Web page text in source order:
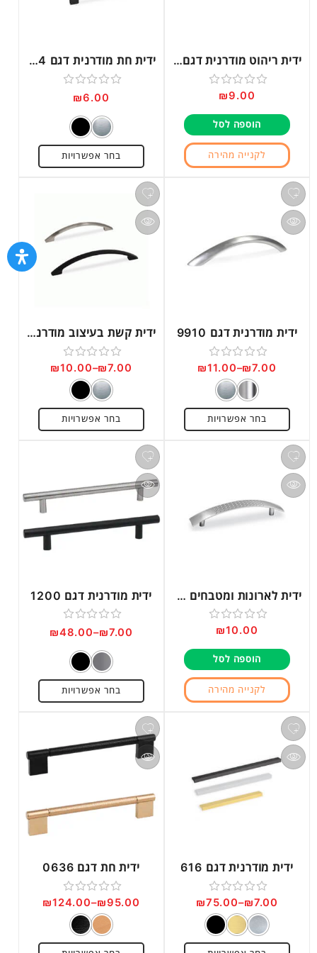
ידית ריהוט מודרנית דגם 1158
דורג
0
5
₪9.00
הוספה לסל
לקנייה מהירה
ידית חת מודרנית דגם 9014
דורג
מתוך
5
₪6.00
בחר אפשרויות
ידית מודרנית דגם 9910
דורג
מתוך
5
₪7.00
–
₪11.00
בחר אפשרויות
ידית קשת בעיצוב מודרני דגם 9960
דורג
מתוך
5
₪7.00
–
₪10.00
בחר אפשרויות
ידית לארונות ומטבחים דגם 11009
דורג
0
5
₪10.00
הוספה לסל
לקנייה מהירה
ידית מודרנית דגם 1200
דורג
מתוך
5
₪7.00
–
₪48.00
בחר אפשרויות
ידית מודרנית דגם 616
דורג
0
מתוך
₪7.00
–
₪75.00
ידית חת דגם 0636
דורג
מתוך
₪95.00
–
₪124.00